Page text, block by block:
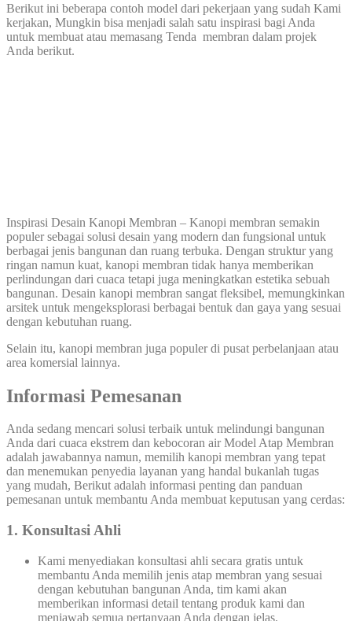
Berikut ini beberapa contoh model dari pekerjaan yang sudah Kami
kerjakan, Mungkin bisa menjadi salah satu inspirasi bagi Anda
untuk membuat atau memasang Tenda membran dalam projek
Anda berikut.
Inspirasi Desain Kanopi Membran – Kanopi membran semakin
populer sebagai solusi desain yang modern dan fungsional untuk
berbagai jenis bangunan dan ruang terbuka. Dengan struktur yang
ringan namun kuat, kanopi membran tidak hanya memberikan
perlindungan dari cuaca tetapi juga meningkatkan estetika sebuah
bangunan. Desain kanopi membran sangat fleksibel, memungkinkan
arsitek untuk mengeksplorasi berbagai bentuk dan gaya yang sesuai
dengan kebutuhan ruang.
Selain itu, kanopi membran juga populer di pusat perbelanjaan atau
area komersial lainnya.
Informasi Pemesanan
Anda sedang mencari solusi terbaik untuk melindungi bangunan
Anda dari cuaca ekstrem dan kebocoran air Model Atap Membran
adalah jawabannya namun, memilih kanopi membran yang tepat
dan menemukan penyedia layanan yang handal bukanlah tugas
yang mudah, Berikut adalah informasi penting dan panduan
pemesanan untuk membantu Anda membuat keputusan yang cerdas:
1. Konsultasi Ahli
Kami menyediakan konsultasi ahli secara gratis untuk
membantu Anda memilih jenis atap membran yang sesuai
dengan kebutuhan bangunan Anda, tim kami akan
memberikan informasi detail tentang produk kami dan
menjawab semua pertanyaan Anda dengan jelas.